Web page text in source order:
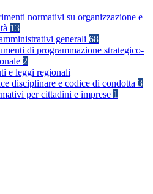
normativi su organizzazione e
13
generali 68
di programmazione strategico-
2
e leggi regionali
disciplinare e codice di condotta 3
per cittadini e imprese 1